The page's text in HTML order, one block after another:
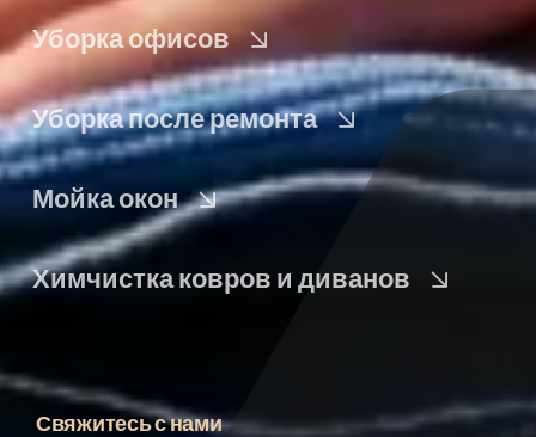
Уборка офисов
Уборка после ремонта
Мойка окон
Химчистка ковров и диванов
Свяжитесь с нами